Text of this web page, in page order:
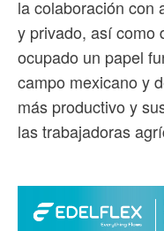
la colaboración con
y privado, así como
ocupado un papel
campo mexicano y
más productivo y
las trabajadoras